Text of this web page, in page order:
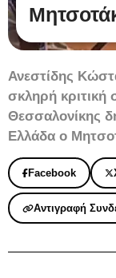
Ανεστίδης
σκληρή
Θεσσαλονίκης
Ελλάδα ο
Facebook
Αντιγραφή